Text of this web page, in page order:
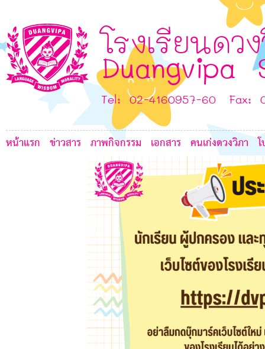
โรงเรียนดว
Duangvipa
Tel: 02-4160957-60 Fax:
หน้าแรก ข่าวสาร ภาพกิจกรรม เอกสาร คนเก่งดวงวิภา
67
7
7
K